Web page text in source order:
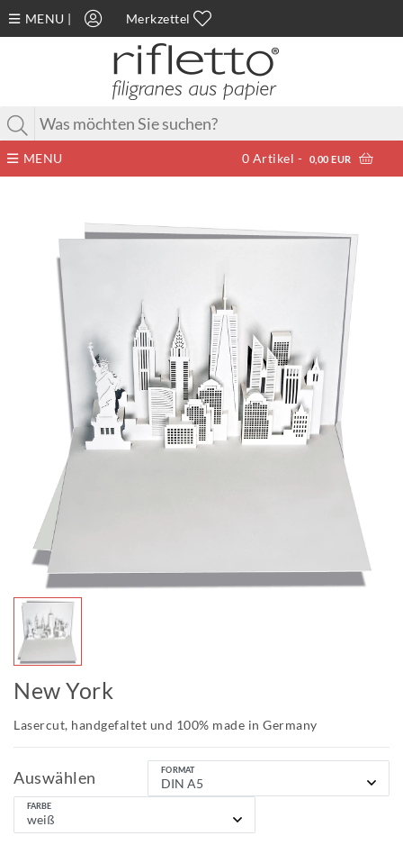
MENU Merkzettel
MENU 0 Artikel - 0,00 EUR
New York
Lasercut, handgefaltet und 100% made in Germany
Auswählen FORMAT
FARBE